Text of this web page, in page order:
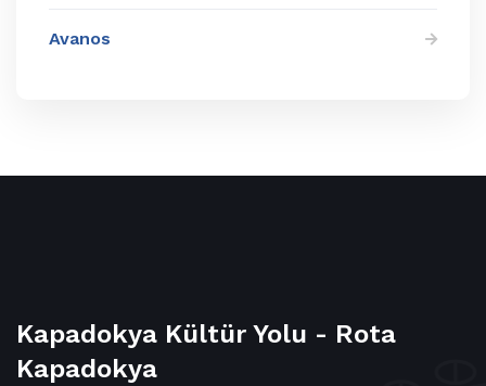
Avanos
Kapadokya Kültür Yolu - Rota
Kapadokya